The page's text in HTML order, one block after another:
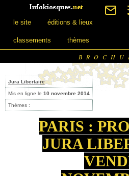
le site éditions & lieux
classements thèmes
Jura Libertaire
Mis en ligne le 10 novembre 2014
Thèmes :
PARIS :
JURA